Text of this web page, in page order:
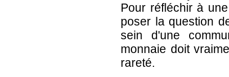
Pour réfléchir à
poser la question
sein d'une
monnaie doit
rareté.